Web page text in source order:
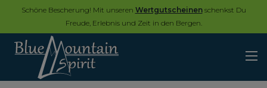
Schöne Bescherung! Mit unseren Wertgutscheinenschenkst Du
Freude, Erlebnis und Zeit in den Bergen.